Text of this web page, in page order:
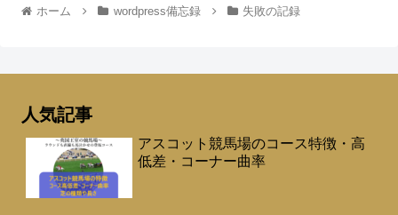
ホーム wordpress備忘録 失敗の記録
人気記事
アスコット競馬場のコース特徴・高
低差・コーナー曲率